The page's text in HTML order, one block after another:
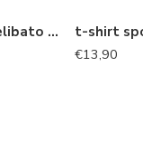
t-shirt Addio al Celibato per lo sposo “Matrimonio, nuoce alla salute”
€13,90